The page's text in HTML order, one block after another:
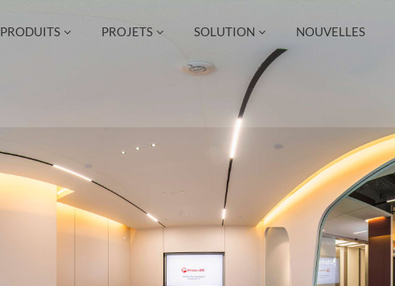
PRODUITS PROJETS SOLUTION NOUVELLES